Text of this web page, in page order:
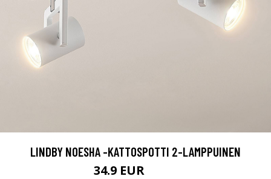
LINDBY NOESHA -KATTOSPOTTI 2-LAMPPUINEN
34.9 EUR